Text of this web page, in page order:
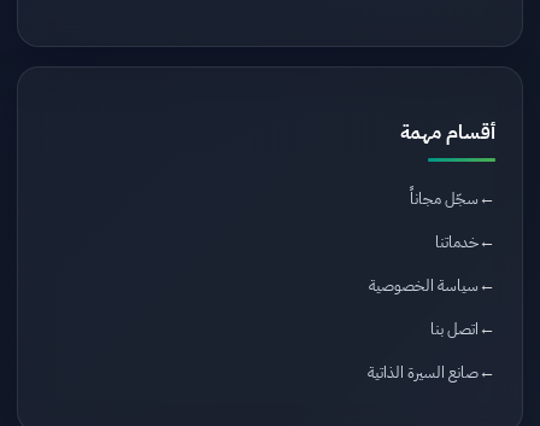
أقسام مهمة
سجّل مجاناً
خدماتنا
سياسة الخصوصية
اتصل بنا
صانع السيرة الذاتية